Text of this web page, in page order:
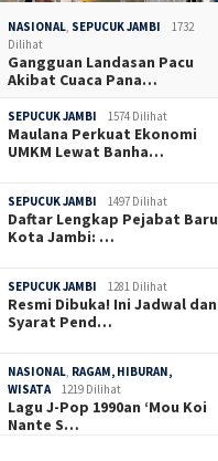
NASIONAL SEPUCUK JAMBI
1732
Dilihat
Gangguan Landasan Pacu
Akibat Cuaca Pana…
SEPUCUK JAMBI 1574 Dilihat
Maulana Perkuat Ekonomi
UMKM Lewat Banha…
SEPUCUK JAMBI 1497 Dilihat
Daftar Lengkap Pejabat Baru
Kota Jambi: …
SEPUCUK JAMBI 1281 Dilihat
Resmi Dibuka! Ini Jadwal dan
Syarat Pend…
NASIONAL RAGAM, HIBURAN,
WISATA
1219 Dilihat
Lagu J-Pop 1990an ‘Mou Koi
Nante S…